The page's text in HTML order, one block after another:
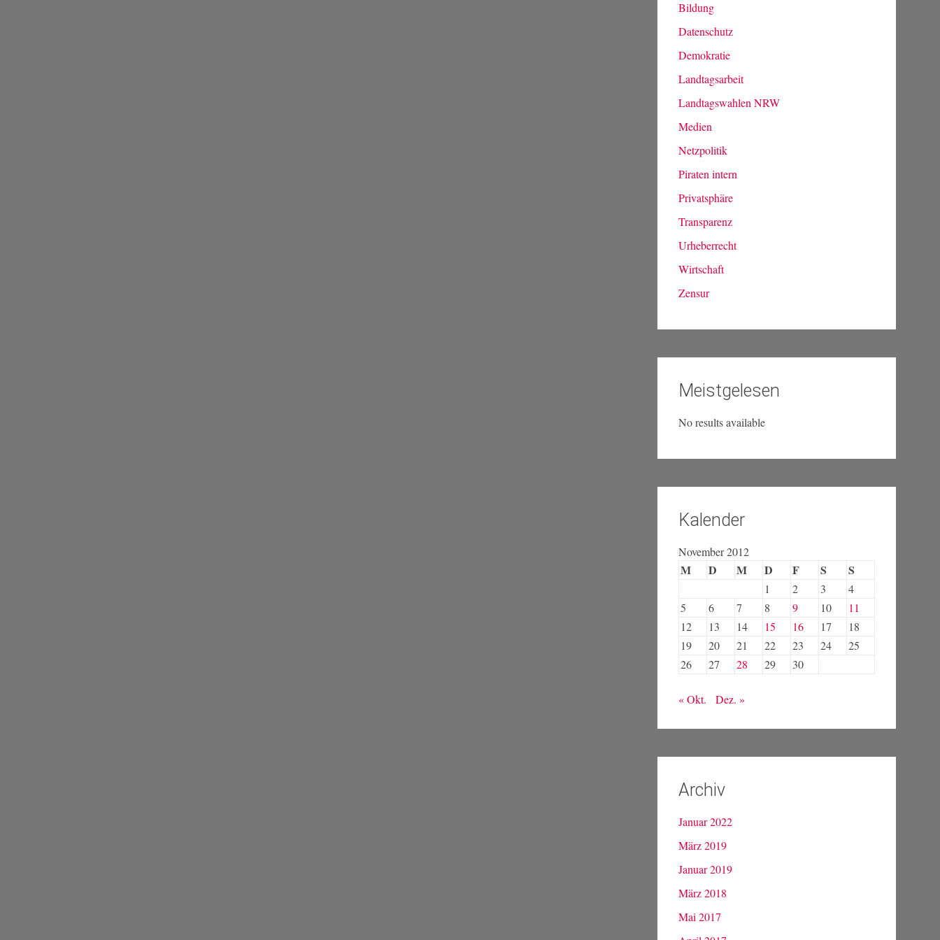
Bildung
Datenschutz
Demokratie
Landtagsarbeit
Landtagswahlen NRW
Medien
Netzpolitik
Piraten intern
Privatsphäre
Transparenz
Urheberrecht
Wirtschaft
Zensur
Meistgelesen
No results available
Kalender
November 2012
M D M D F S S
1 2 3
4
5
6 7 8 9 10
11
12
13 14 15 16 17
18
19
20 21 22 23 24
25
26
27 28 29 30
« Okt. Dez. »
Archiv
Januar 2022
März 2019
Januar 2019
März 2018
Mai 2017